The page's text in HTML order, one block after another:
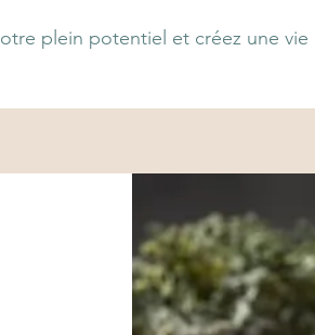
plein potentiel et créez une vie